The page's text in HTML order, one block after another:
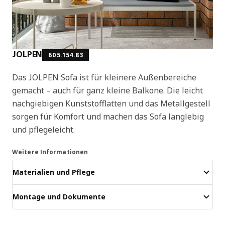
JOLPEN 605.154.83
Das JOLPEN Sofa ist für kleinere Außenbereiche
gemacht – auch für ganz kleine Balkone. Die leicht
nachgiebigen Kunststofflatten und das Metallgestell
sorgen für Komfort und machen das Sofa langlebig
und pflegeleicht.
Weitere Informationen
Materialien und Pflege
Montage und Dokumente